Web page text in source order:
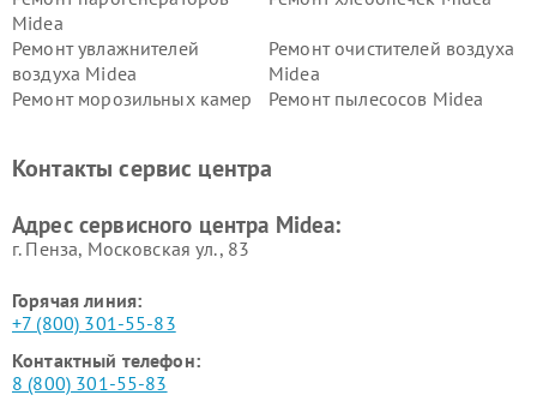
Midea
Ремонт увлажнителей
воздуха Midea
Ремонт очистителей воздуха
Midea
Ремонт морозильных камер
Ремонт пылесосов Midea
пылесосов Midea
Midea
Контакты сервис центра
Адрес сервисного центра Midea:
г. Пенза, Московская ул., 83
Горячая линия:
+7 (800) 301-55-83
Контактный телефон:
8 (800) 301-55-83